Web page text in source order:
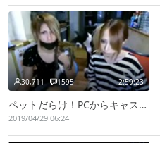
2:59:23
30,711 1595
ペットだらけ！PCからキャス配信中 -
2019/04/29 06:24